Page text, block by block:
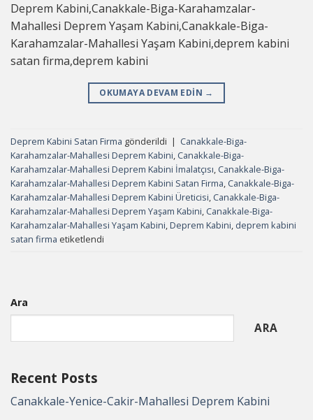
Deprem Kabini,Canakkale-Biga-Karahamzalar-
Mahallesi Deprem Yaşam Kabini,Canakkale-Biga-
Karahamzalar-Mahallesi Yaşam Kabini,deprem kabini
satan firma,deprem kabini
OKUMAYA DEVAM EDIN →
Deprem Kabini Satan Firma gönderildi | Canakkale-Biga-
Karahamzalar-Mahallesi Deprem Kabini, Canakkale-Biga-
Karahamzalar-Mahallesi Deprem Kabini İmalatçısı, Canakkale-Biga-
Karahamzalar-Mahallesi Deprem Kabini Satan Firma, Canakkale-Biga-
Karahamzalar-Mahallesi Deprem Kabini Üreticisi, Canakkale-Biga-
Karahamzalar-Mahallesi Deprem Yaşam Kabini, Canakkale-Biga-
Karahamzalar-Mahallesi Yaşam Kabini,Deprem Kabini, deprem kabini
satan firma etiketlendi
Ara
ARA
Recent Posts
Canakkale-Yenice-Cakir-Mahallesi Deprem Kabini